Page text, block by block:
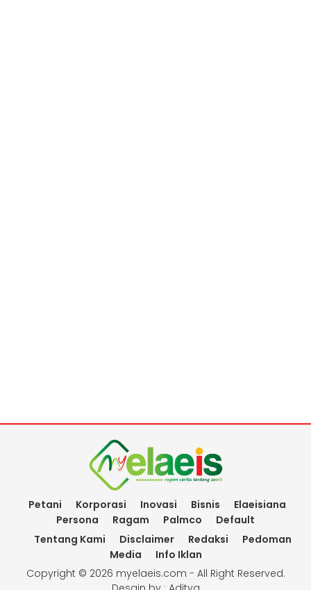
Petani Korporasi Inovasi Bisnis
Elaeisiana
Persona
Ragam Palmco
Default
Tentang Kami
Disclaimer Redaksi
Pedoman
Media
Info Iklan
Copyright © 2026 myelaeis.com - All Right Reserved.